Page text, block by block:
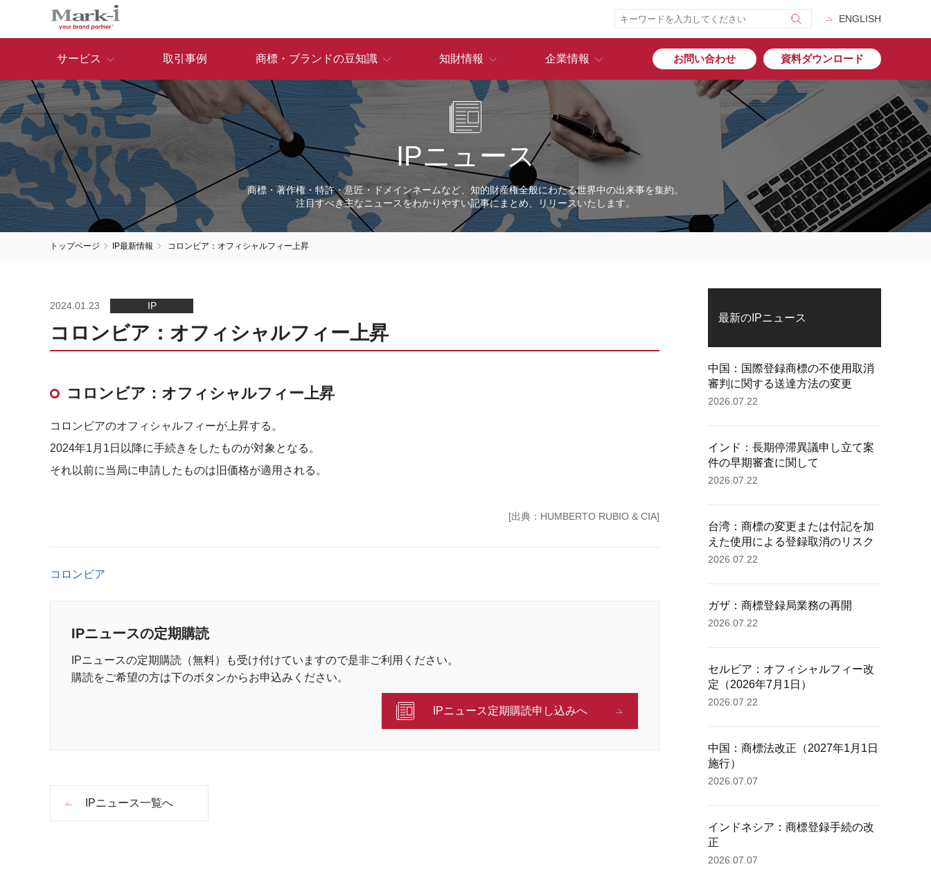
サービス 取引事例 商標・ブランドの豆知識 知財情報 企業情報 お問い合わせ 資料ダウンロード
ENGLISH
IPニュース
商標・著作権・特許・意匠・ドメインネームなど、知的財産権全般にわたる世界中の出来事を集約。
注目すべき主なニュースをわかりやすい記事にまとめ、リリースいたします。
トップページ IP最新情報 コロンビア：オフィシャルフィー上昇
2024.01.23 IP
コロンビア：オフィシャルフィー上昇
コロンビア：オフィシャルフィー上昇
コロンビアのオフィシャルフィーが上昇する。
2024年1月1日以降に手続きをしたものが対象となる。
それ以前に当局に申請したものは旧価格が適用される。
[出典：HUMBERTO RUBIO & CIA]
コロンビア
IPニュースの定期購読
IPニュースの定期購読（無料）も受け付けていますので是非ご利用ください。
購読をご希望の方は下のボタンからお申込みください。
IPニュース定期購読申し込みへ
IPニュース一覧へ
最新のIPニュース
中国：国際登録商標の不使用取消
審判に関する送達方法の変更
2026.07.22
インド：長期停滞異議申し立て案
件の早期審査に関して
2026.07.22
台湾：商標の変更または付記を加
えた使用による登録取消のリスク
2026.07.22
ガザ：商標登録局業務の再開
2026.07.22
セルビア：オフィシャルフィー改
定（2026年7月1日）
2026.07.22
中国：商標法改正（2027年1月1日
施行）
2026.07.07
インドネシア：商標登録手続の改
正
2026.07.07